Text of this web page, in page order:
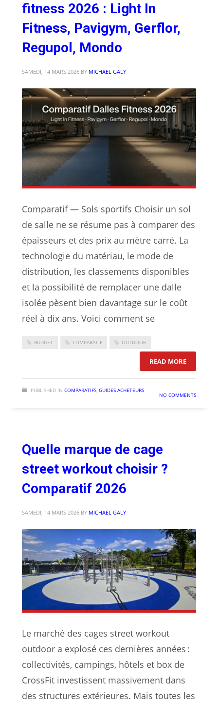
fitness 2026 : Light In
Fitness, Pavigym, Gerflor,
Regupol, Mondo
SAMEDI, 14 MARS 2026 BY MICHAËL GALY
Comparatif — Sols sportifs Choisir un sol
de salle ne se résume pas à comparer des
épaisseurs et des prix au mètre carré. La
technologie du matériau, le mode de
distribution, les classements disponibles
et la possibilité de remplacer une dalle
isolée pèsent bien davantage sur le coût
réel à dix ans. Voici comment se
BUDGET COMPARATIF OUTDOOR
READ MORE:
PUBLISHED IN COMPARATIFS, GUIDES ACHETEURS
NO COMMENTS
Quelle marque de cage
street workout choisir ?
Comparatif 2026
SAMEDI, 14 MARS 2026 BY MICHAËL GALY
Le marché des cages street workout
outdoor a explosé ces dernières années :
collectivités, campings, hôtels et box de
CrossFit investissent massivement dans
des structures extérieures. Mais toutes les